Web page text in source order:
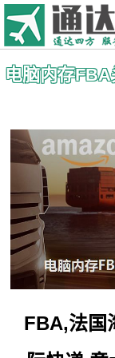
电脑内存
FBA,法国